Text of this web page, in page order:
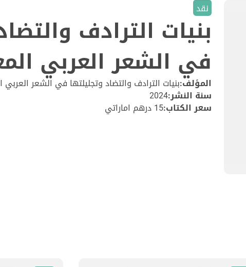
نقد
بنيات الترادف
في الشعر العربي
المؤلف:بنيات الترادف والتضاد وتجليلتها في الشعر العربي
سنة النشر:2024
سعر الكتاب:15 درهم اماراتي